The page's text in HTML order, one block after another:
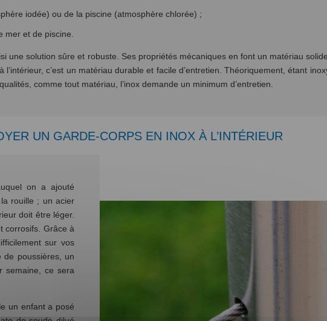
iodée) ou de la piscine (atmosphère chlorée) ;
mer et de piscine.
une solution sûre et robuste. Ses propriétés mécaniques en font un matériau
c’est un matériau durable et facile d’entretien. Théoriquement, étant
comme tout matériau, l’inox demande un minimum d’entretien.
UN GARDE-CORPS EN INOX À L’INTÉRIEUR
on a ajouté
rouille ; un acier
doit être léger.
corrosifs. Grâce à
sur vos
de poussières, un
semaine, ce sera
un enfant a posé